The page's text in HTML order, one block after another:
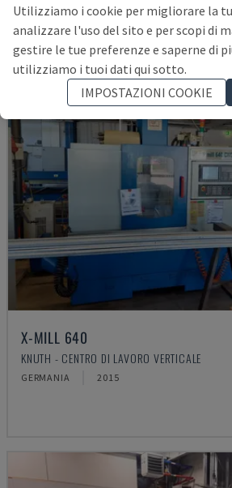
X-MILL 640
KNUTH - CENTRO DI LAVORO VERTICALE
GERMANIA 2015
Utilizziamo i cookie per migliorare la
analizzare l'uso del sito e per scopi di
gestire le tue preferenze e saperne di
utilizziamo i tuoi dati qui sotto.
IMPOSTAZIONI COOKIE